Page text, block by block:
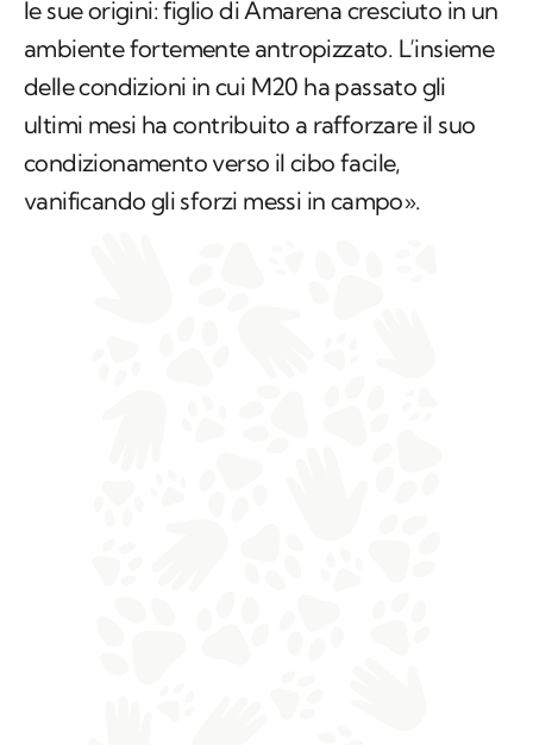
le sue origini: figlio di Amarena cresciuto in un
ambiente fortemente antropizzato. L’insieme
delle condizioni in cui M20 ha passato gli
ultimi mesi ha contribuito a rafforzare il suo
condizionamento verso il cibo facile,
vanificando gli sforzi messi in campo».